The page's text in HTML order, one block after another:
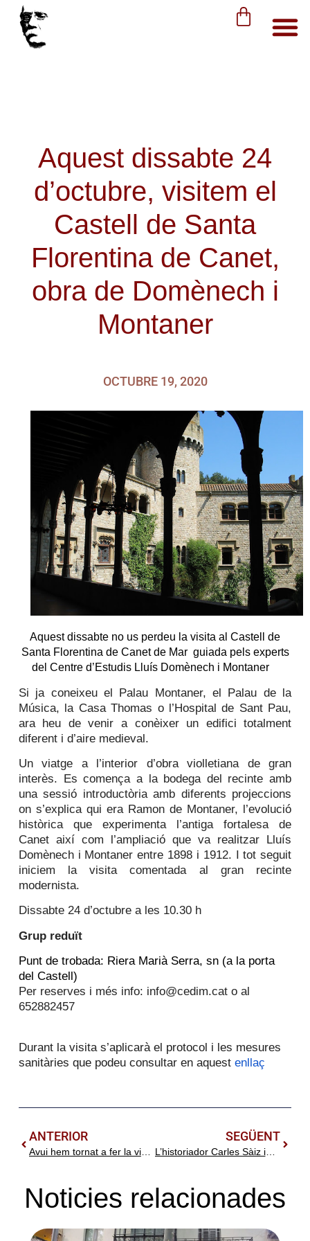
Aquest dissabte 24
d’octubre, visitem el
Castell de Santa
Florentina de Canet,
obra de Domènech i
Montaner
OCTUBRE 19, 2020
Aquest dissabte no us perdeu la visita al Castell de
Santa Florentina de Canet de Mar guiada pels experts
del Centre d’Estudis Lluís Domènech i Montaner
Si ja coneixeu el Palau Montaner, el Palau de la
Música, la Casa Thomas o l’Hospital de Sant Pau,
ara heu de venir a conèixer un edifici totalment
diferent i d’aire medieval.
Un viatge a l’interior d’obra violletiana de gran
interès. Es comença a la bodega del recinte amb
una sessió introductòria amb diferents projeccions
on s’explica qui era Ramon de Montaner, l’evolució
històrica que experimenta l’antiga fortalesa de
Canet així com l’ampliació que va realitzar Lluís
Domènech i Montaner entre 1898 i 1912. I totseguit
iniciem la visita comentada al gran recinte
modernista.
Dissabte 24 d’octubre a les 10.30 h
Grup reduït
Punt de trobada: Riera Marià Serra, sn (a la porta
del Castell)
Per reserves i més info: info@cedim.cat o al
652882457
Durant la visita s’aplicarà el protocol i les mesures
sanitàries que podeu consultar en aquest enllaç
ANTERIOR
Avui hem tornat a fer la visita guiada al Palau Montaner
SEGÜENT
L’historiador Carles Sàiz imparteix la conferència «Lluís Domènech i Montaner. Claus per entendre la seva arquitectura» a l’Aula d’Extensió Universitària de Ripollet
Noticies relacionades